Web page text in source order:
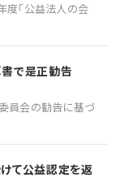
度「公益法人の会
で是正勧告
員会の勧告に基づ
て公益認定を返